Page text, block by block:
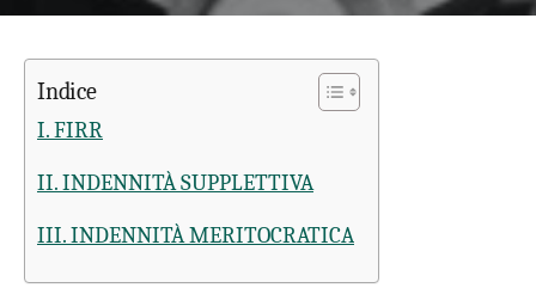
Indice
I. FIRR
II. INDENNITÀ SUPPLETTIVA
III. INDENNITÀ MERITOCRATICA